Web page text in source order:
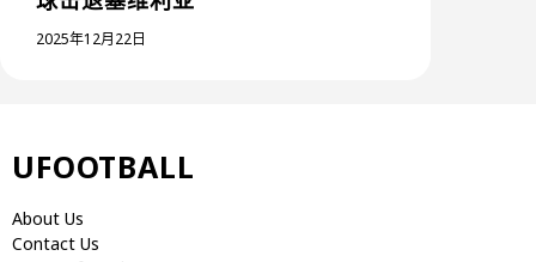
2025年12月22日
UFOOTBALL
About Us
Contact Us